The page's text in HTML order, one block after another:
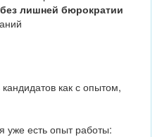
лишней бюрократии
как с опытом,
уже есть опыт работы: